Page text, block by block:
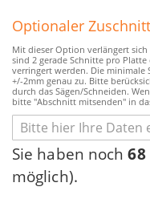
Optionaler
Mit dieser Option verlängert
sind 2 gerade Schnitte pro
verringert werden. Die minimale
+/-2mm genau zu. Bitte
durch das Sägen/Schneiden.
bitte "Abschnitt mitsenden" in
Sie haben noch68
möglich).